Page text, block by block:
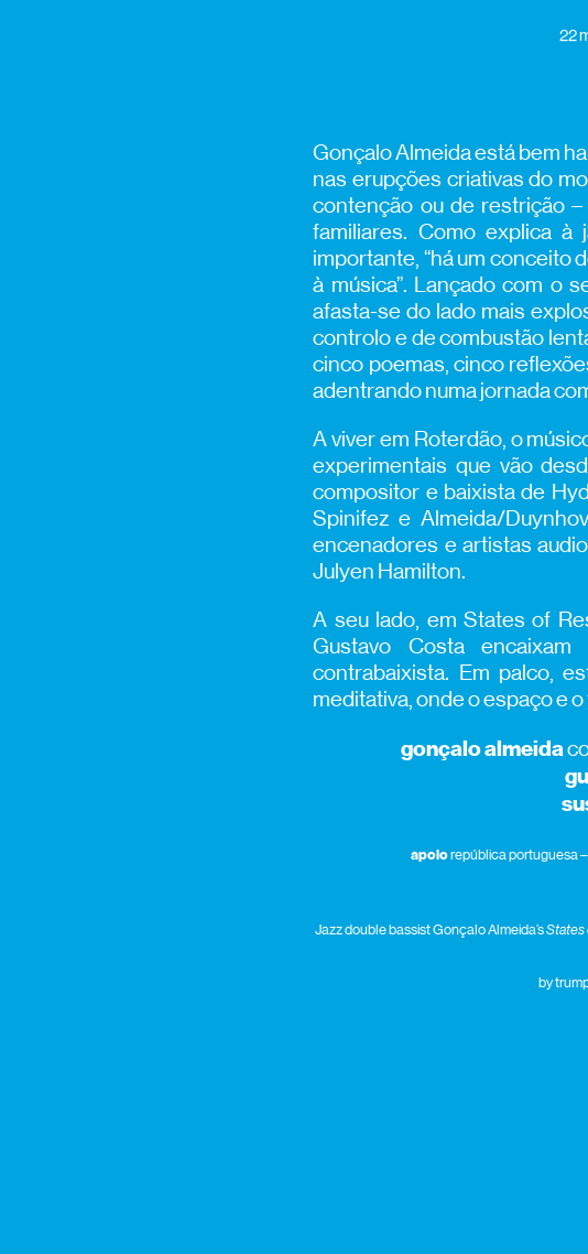
22
Gonçalo Almeida está bem
nas erupções criativas do
contenção ou de restrição
familiares. Como explica à
importante, “há um conceito
à música”. Lançado com o
afasta-se do lado mais
controlo e de combustão
cinco poemas, cinco
adentrando numa jornada
A viver em Roterdão, o
experimentais que vão
compositor e baixista de
Spinifez e Almeida/
encenadores e artistas
Julyen Hamilton.
A seu lado, em States of
Gustavo Costa
contrabaixista. Em palco,
meditativa, onde o espaço e
gonçaloalmeida
apoiorepública portuguesa
Jazz double bassist Gonçalo Almeida’sStates
by